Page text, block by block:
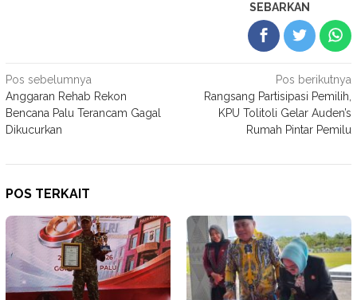
SEBARKAN
Navigasi
pos
Pos sebelumnya
Anggaran Rehab Rekon
Bencana Palu Terancam Gagal
Dikucurkan
Pos berikutnya
Rangsang Partisipasi Pemilih,
KPU Tolitoli Gelar Auden’s
Rumah Pintar Pemilu
POS TERKAIT